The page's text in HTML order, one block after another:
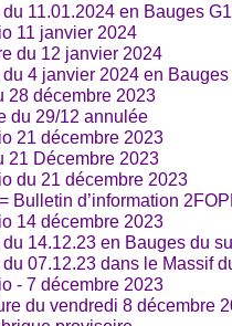
11.01.2024 en Bauges
11 janvier 2024
du 12 janvier 2024
4 janvier 2024 en Bauges
28 décembre 2023
du 29/12 annulée
21 décembre 2023
21 Décembre 2023
du 21 décembre 2023
Bulletin d’information
14 décembre 2023
14.12.23 en Bauges du
07.12.23 dans le Massif
- 7 décembre 2023
du vendredi 8 décembre